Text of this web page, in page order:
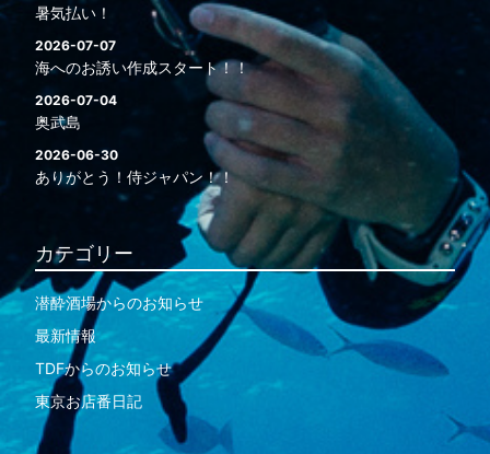
暑気払い！
2026-07-07
海へのお誘い作成スタート！！
2026-07-04
奥武島
2026-06-30
ありがとう！侍ジャパン！！
カテゴリー
潜酔酒場からのお知らせ
最新情報
TDFからのお知らせ
東京お店番日記